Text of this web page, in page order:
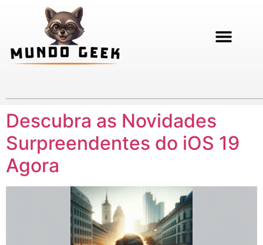
Descubra as Novidades
Surpreendentes do iOS 19
Agora